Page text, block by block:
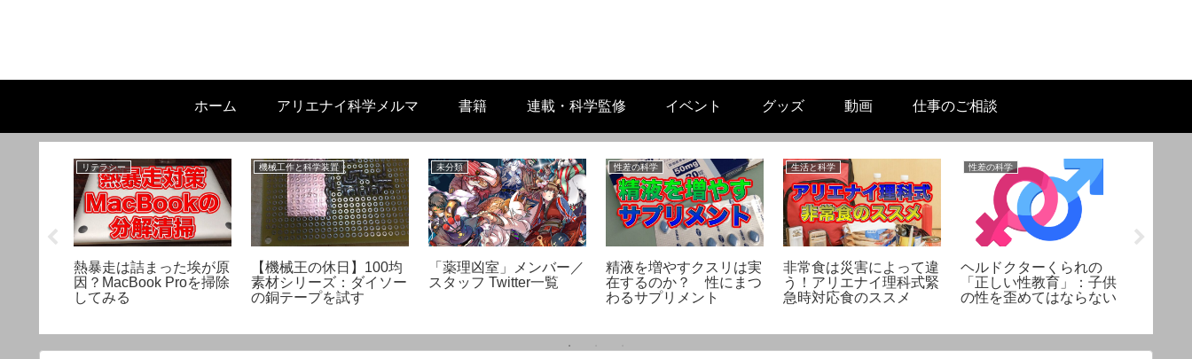
ホーム アリエナイ科学メルマ 書籍 連載・科学監修 イベント グッズ 動画 仕事のご相談
リテラシー
熱暴走は詰まった埃が原
因？MacBook Proを掃除
してみる
機械工作と科学装置
【機械王の休日】100均
素材シリーズ：ダイソー
の銅テープを試す
未分類
「薬理凶室」メンバー／
スタッフ Twitter一覧
性差の科学
精液を増やすクスリは実
在するのか？ 性にまつ
わるサプリメント
生活と科学
非常食は災害によって違
う！アリエナイ理科式緊
急時対応食のススメ
性差の科学
ヘルドクターくられの
「正しい性教育」：子供
の性を歪めてはならない